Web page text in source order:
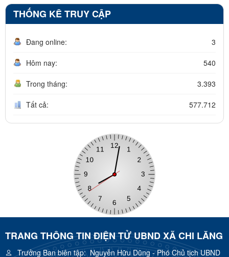
THỐNG KÊ TRUY CẬP
Đang online: 3
Hôm nay: 540
Trong tháng: 3.393
Tất cả: 577.712
TRANG THÔNG TIN ĐIỆN TỬ UBND XÃ CHI LĂNG
Trưởng Ban biên tập:Nguyễn Hữu Dũng - Phó Chủ tịch UBND